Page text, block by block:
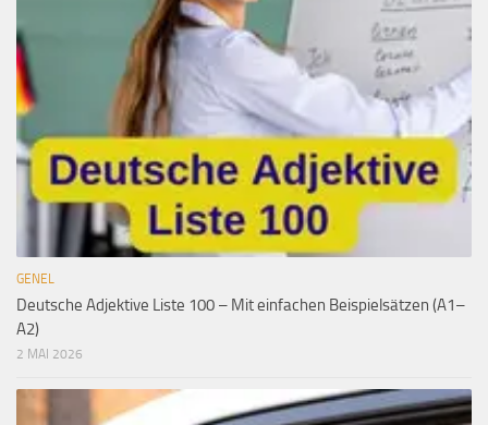
GENEL
Deutsche Adjektive Liste 100 – Mit einfachen Beispielsätzen (A1–
A2)
2 MAI 2026